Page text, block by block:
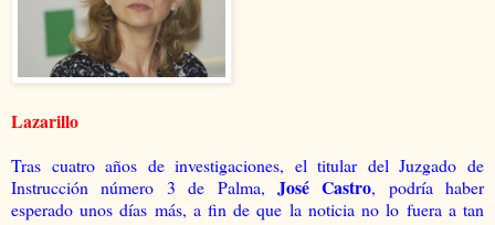
Lazarillo
Tras cuatro años de investigaciones, el titular del Juzgado de
Instrucción número 3 de Palma, José Castro, podría haber
esperado unos días más, a fin de que la noticia no lo fuera a tan